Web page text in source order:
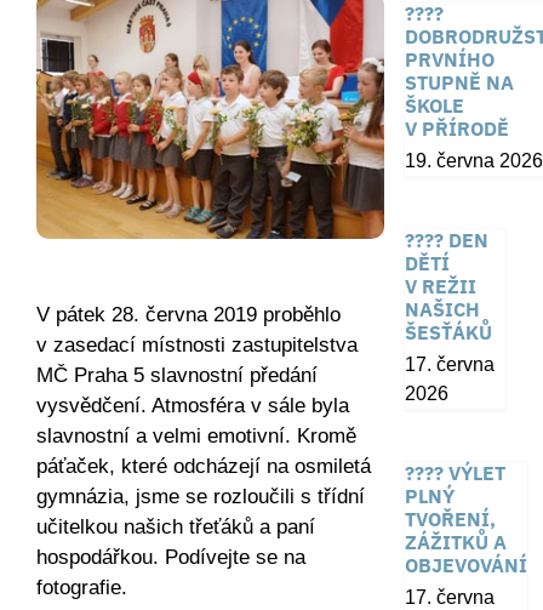
V pátek 28. června 2019 proběhlo
v zasedací místnosti zastupitelstva
MČ Praha 5 slavnostní předání
vysvědčení. Atmosféra v sále byla
slavnostní a velmi emotivní. Kromě
páťaček, které odcházejí na osmiletá
gymnázia, jsme se rozloučili s třídní
učitelkou našich třeťáků a paní
hospodářkou. Podívejte se na
fotografie.
????
PRVNÍHO
STUPNĚ NA
ŠKOLE
V PŘÍRODĚ
19. června 2026
???? DEN
DĚTÍ
V REŽII
NAŠICH
ŠESŤÁKŮ
17. června
2026
???? VÝLET
PLNÝ
TVOŘENÍ,
ZÁŽITKŮ A
OBJEVOVÁNÍ
17. června